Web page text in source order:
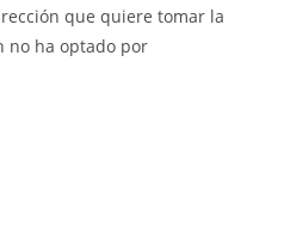
que quiere tomar la
no ha optado por